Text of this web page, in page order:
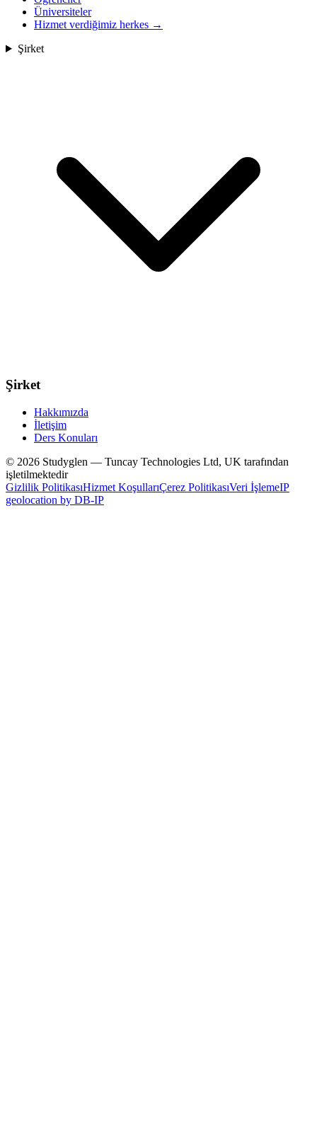
Üniversiteler
Hizmet verdiğimiz herkes →
Şirket
Şirket
Hakkımızda
İletişim
Ders Konuları
© 2026 Studyglen — Tuncay Technologies Ltd, UK tarafından
işletilmektedir
Gizlilik PolitikasıHizmet KoşullarıÇerez PolitikasıVeri İşlemeIP
geolocation by DB-IP